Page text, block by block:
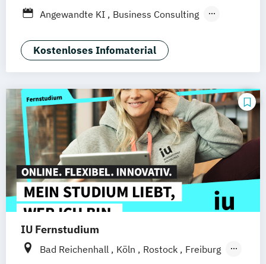
Nürnberg
Angewandte KI
Business Consulting
Gesundheitsmanagement
Human Resource Management
Kostenloses Infomaterial
IU Fernstudium
Bad Reichenhall Köln Rostock
Freiburg